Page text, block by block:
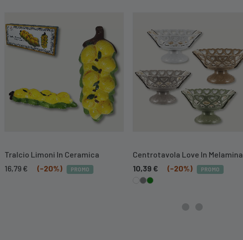
Tralcio Limoni In Ceramica
Il16,79€ (-20%) PROMO
Centrotavola Love In Melamina
10,39 € (-20%) PROMO